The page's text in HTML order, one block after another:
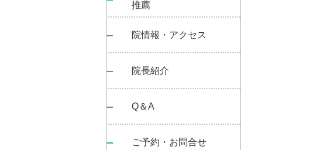
推薦
院情報・アクセス
院長紹介
Q＆A
ご予約・お問合せ